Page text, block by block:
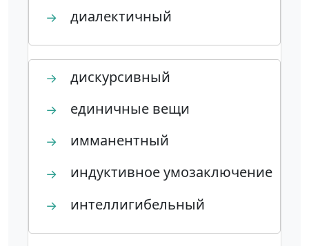
→ диалектичный
→ дискурсивный
→ единичные вещи
→ имманентный
→ индуктивное умозаключение
→ интеллигибельный